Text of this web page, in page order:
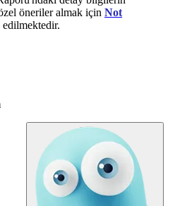
öneriler almak için Not